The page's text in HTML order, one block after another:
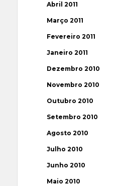
Abril 2011
Março 2011
Fevereiro 2011
Janeiro 2011
Dezembro 2010
Novembro 2010
Outubro 2010
Setembro 2010
Agosto 2010
Julho 2010
Junho 2010
Maio 2010